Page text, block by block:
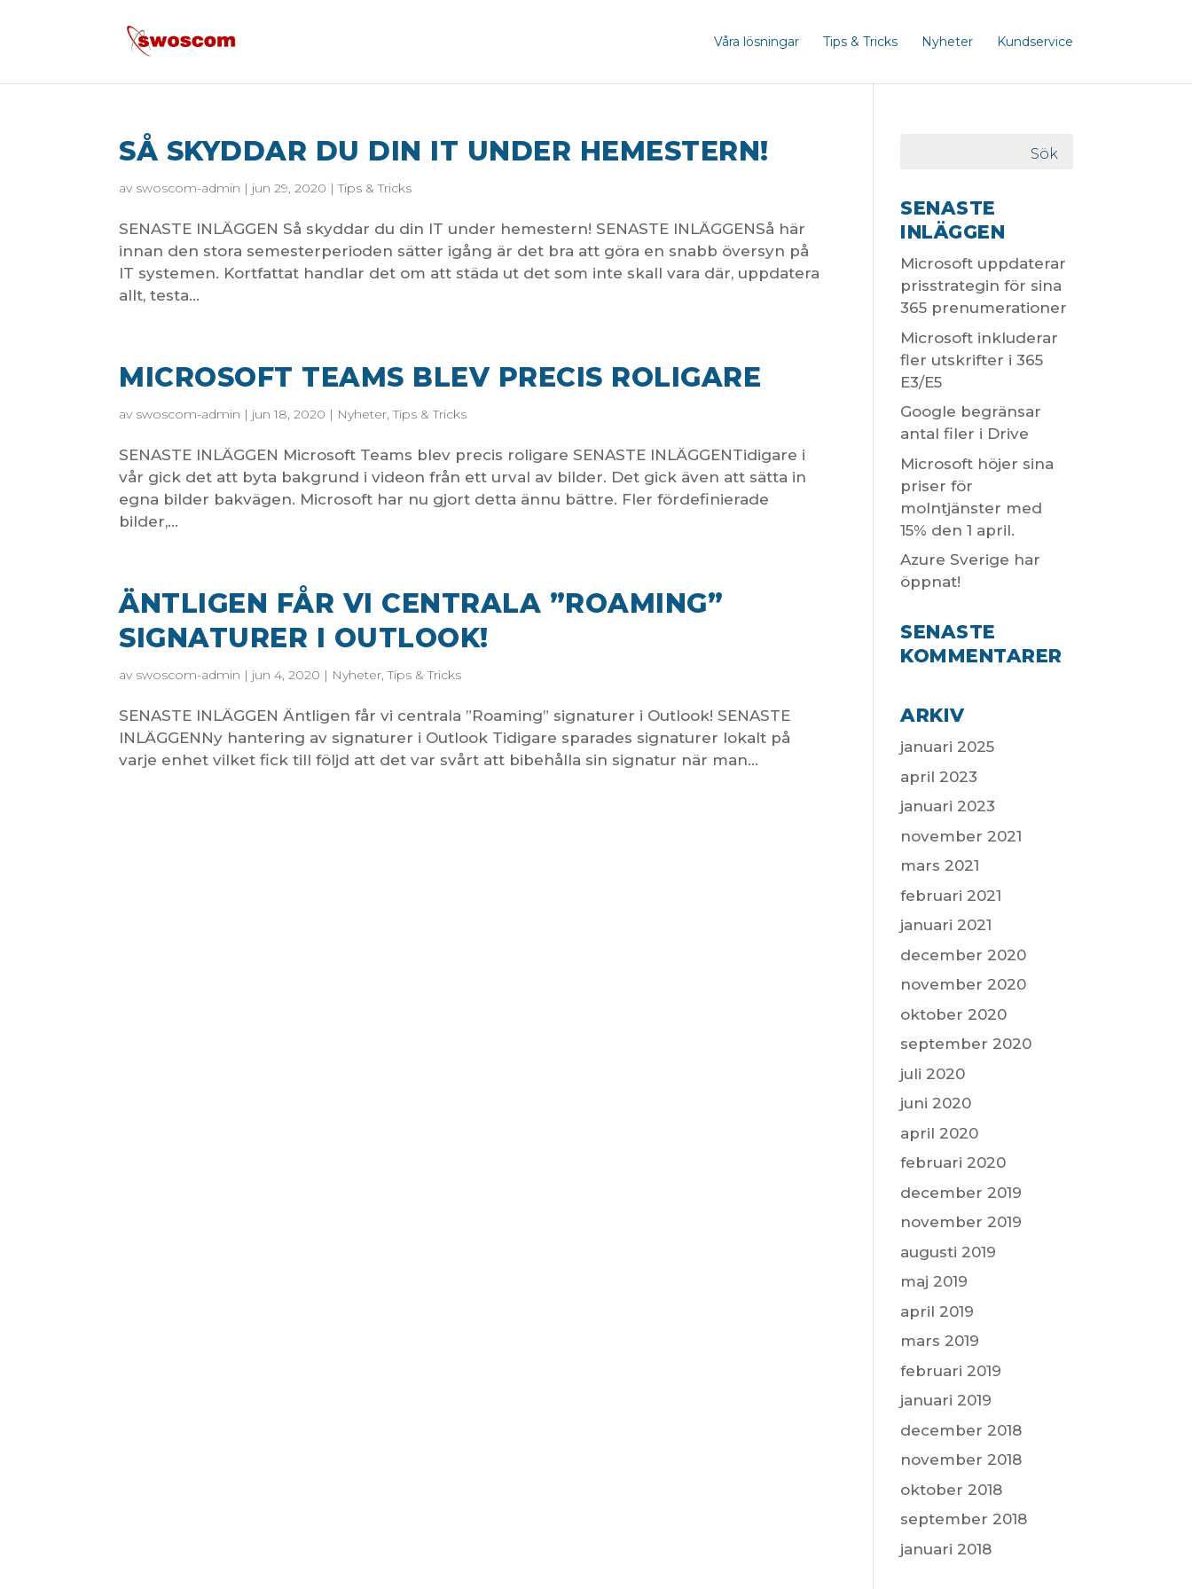
Våra lösningar Tips & Tricks Nyheter Kundservice
SÅ SKYDDAR DU DIN IT UNDER HEMESTERN!
av swoscom-admin | jun 29, 2020 |Tips & Tricks
SENASTE INLÄGGEN Så skyddar du din IT under hemestern! SENASTE INLÄGGENSå här
innan den stora semesterperioden sätter igång är det bra att göra en snabb översyn på
IT systemen. Kortfattat handlar det om att städa ut det som inte skall vara där, uppdatera
allt, testa...
MICROSOFT TEAMS BLEV PRECIS ROLIGARE
av swoscom-admin | jun 18, 2020 | Nyheter,Tips & Tricks
SENASTE INLÄGGEN Microsoft Teams blev precis roligare SENASTE INLÄGGENTidigare i
vår gick det att byta bakgrund i videon från ett urval av bilder. Det gick även att sätta in
egna bilder bakvägen. Microsoft har nu gjort detta ännu bättre. Fler fördefinierade
bilder,...
ÄNTLIGEN FÅR VI CENTRALA ”ROAMING”
SIGNATURER I OUTLOOK!
av swoscom-admin | jun 4, 2020 | Nyheter,Tips & Tricks
SENASTE INLÄGGEN Äntligen får vi centrala ”Roaming” signaturer i Outlook! SENASTE
INLÄGGENNy hantering av signaturer i Outlook Tidigare sparades signaturer lokalt på
varje enhet vilket fick till följd att det var svårt att bibehålla sin signatur när man...
SENASTE
INLÄGGEN
Microsoft uppdaterar
prisstrategin för sina
365 prenumerationer
Microsoft inkluderar
fler utskrifter i 365
E3/E5
Google begränsar
antal filer i Drive
Microsoft höjer sina
priser för
molntjänster med
15% den 1 april.
Azure Sverige har
öppnat!
SENASTE
KOMMENTARER
ARKIV
januari 2025
april 2023
januari 2023
november 2021
mars 2021
februari 2021
januari 2021
december 2020
november 2020
oktober 2020
september 2020
juli 2020
juni 2020
april 2020
februari 2020
december 2019
november 2019
augusti 2019
maj 2019
april 2019
mars 2019
februari 2019
januari 2019
december 2018
november 2018
oktober 2018
september 2018
januari 2018